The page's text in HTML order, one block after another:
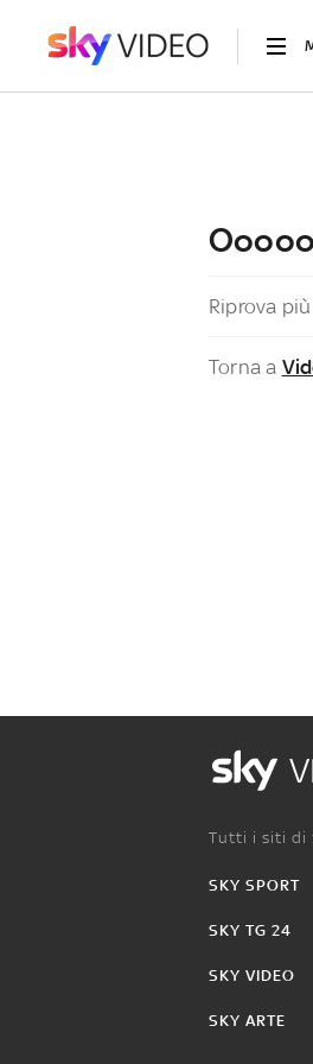
Riprova
Torna a
Tutti i siti di
SKY SPORT
SKY TG 24
SKY VIDEO
SKY ARTE